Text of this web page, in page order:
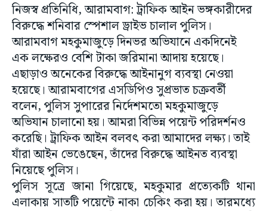
নিজস্ব প্রতিনিধি, আরামবাগ: ট্রাফিক আইন ভঙ্গকারীদের
বিরুদ্ধে শনিবার স্পেশাল ড্রাইভ চালাল পুলিস।
আরামবাগ মহকুমাজুড়ে দিনভর অভিযানে একদিনেই
এক লক্ষেরও বেশি টাকা জরিমানা আদায় হয়েছে।
এছাড়াও অনেকের বিরুদ্ধে আইনানুগ ব্যবস্থা নেওয়া
হয়েছে। আরামবাগের এসডিপিও সুপ্রভাত চক্রবর্তী
বলেন, পুলিস সুপারের নির্দেশমতো মহকুমাজুড়ে
অভিযান চালানো হয়। আমরা বিভিন্ন পয়েন্ট পরিদর্শনও
করেছি। ট্রাফিক আইন বলবৎ করা আমাদের লক্ষ্য। তাই
যাঁরা আইন ভেঙেছেন, তাঁদের বিরুদ্ধে আইনত ব্যবস্থা
নিয়েছে পুলিস।
পুলিস সূত্রে জানা গিয়েছে, মহকুমার প্রত্যেকটি থানা
এলাকায় সাতটি পয়েন্টে নাকা চেকিং করা হয়। তারমধ্যে